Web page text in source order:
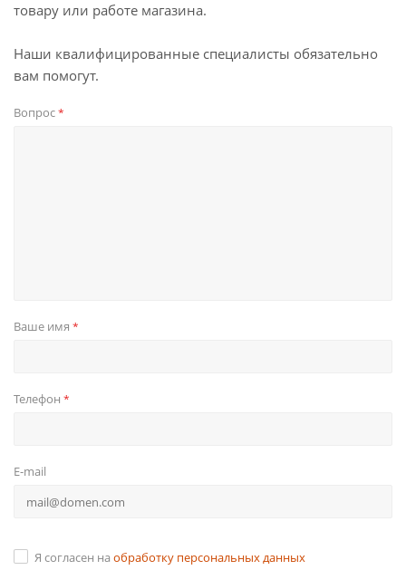
товару или работе магазина.
Наши квалифицированные специалисты обязательно
вам помогут.
Вопрос*
Ваше имя *
Телефон *
E-mail
Я согласен на обработку персональных данных